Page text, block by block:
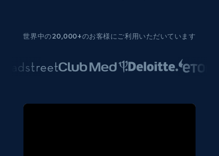
世界中の20,000+のお客様にご利用いただいています